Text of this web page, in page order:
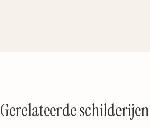
Gerelateerde schilderijen